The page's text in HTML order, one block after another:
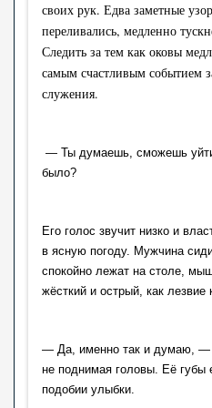
своих рук. Едва заметные
переливались, медленно
Следить за тем как оковы
самым счастливым событием
служения.
— Ты думаешь, сможешь
было?
Его голос звучит низко и
в ясную погоду. Мужчина
спокойно лежат на столе,
жёсткий и острый, как лезвие
— Да, именно так и думаю, —
не поднимая головы. Её губы
подобии улыбки.